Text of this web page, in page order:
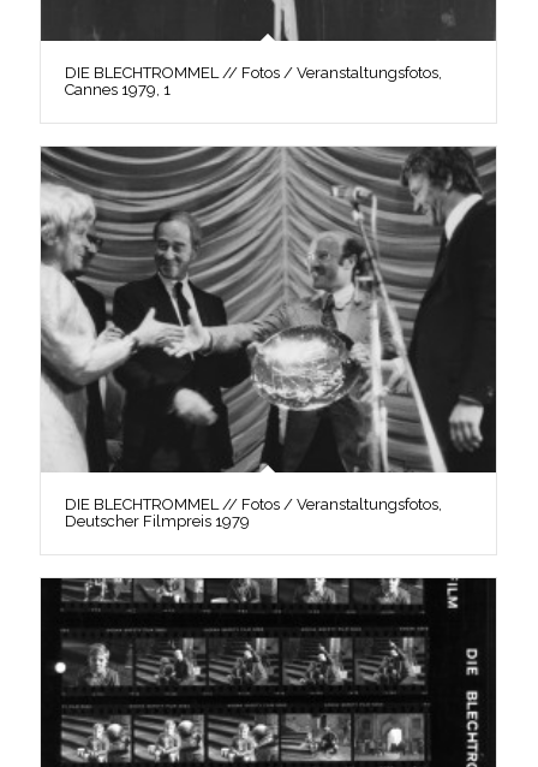
DIE BLECHTROMMEL // Fotos / Veranstaltungsfotos,
Cannes 1979, 1
DIE BLECHTROMMEL // Fotos / Veranstaltungsfotos,
Deutscher Filmpreis 1979